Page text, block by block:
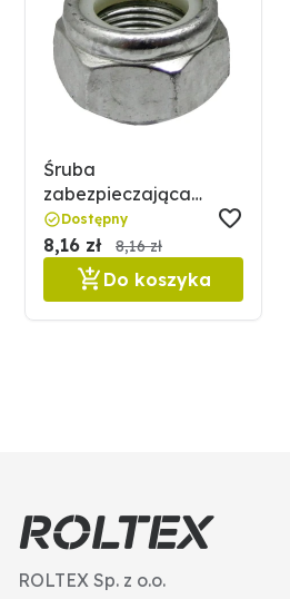
Śruba
zabezpieczająca
GRANIT 180RHMU-20
Dostępny
8,16 zł 8,16 zł
Do koszyka
ROLTEX Sp. z o.o.